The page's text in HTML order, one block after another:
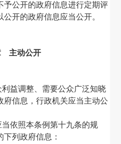
予公开的政府信息进行定期评
开的政府信息应当公开。
主动公开
益调整、需要公众广泛知晓
府信息，行政机关应当主动公
依照本条例第十九条的规
列政府信息：